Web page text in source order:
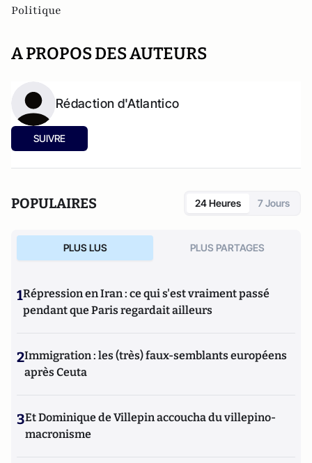
Politique
A PROPOS DES AUTEURS
Rédaction d'Atlantico
SUIVRE
POPULAIRES 24 Heures 7 Jours
PLUS LUS PLUS PARTAGES
1Répression en Iran : ce qui s'est vraiment passé
pendant que Paris regardait ailleurs
2Immigration : les (très) faux-semblants européens
après Ceuta
3Et Dominique de Villepin accoucha du villepino-
macronisme